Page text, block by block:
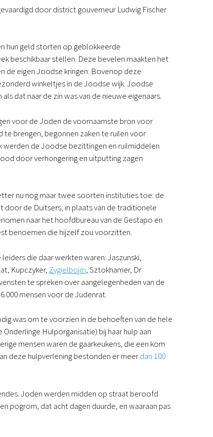
door district gouverneur Ludwig Fischer
hun geld storten op geblokkeerde
beschikbaar stellen. Deze bevelen maakten het
de eigen Joodse kringen. Bovenop deze
winkeltjes in de Joodse wijk. Joodse
dat naar de zin was van de nieuwe eigenaars.
voor de Joden de voornaamste bron voor
brengen, begonnen zaken te ruilen voor
de Joodse bezittingen en ruilmiddelen
door verhongering en uitputting zagen
nu nog maar twee soorten instituties toe: de
door de Duitsers, in plaats van de traditionele
naar het hoofdbureau van de Gestapo en
benoemen die hijzelf zou voorzitten.
die daar werkten waren: Jaszunski,
Kupczyker, Zygielbojm, Sztokhamer, Dr
te spreken over aangelegenheden van de
mensen voor de Judenrat.
was om te voorzien in de behoeften van de hele
Hulporganisatie) bij haar hulp aan
mensen waren de gaarkeukens, die een kom
deze hulpverlening bestonden er meerdan 100
Joden werden midden op straat beroofd
pogrom, dat acht dagen duurde, en waaraan pas